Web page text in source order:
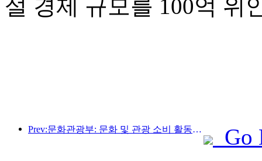
설 경제 규모를 100억 위
Prev:문화관광부: 문화 및 관광 소비 활동과 여행을 안내하기 위해 수요와 공급 모두에 초점을 맞춥니다.
Go